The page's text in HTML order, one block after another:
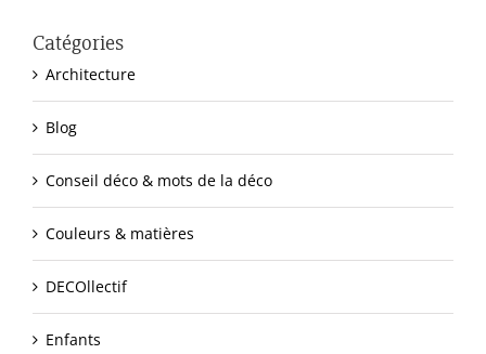
Catégories
Architecture
Blog
Conseil déco & mots de la déco
Couleurs & matières
DECOllectif
Enfants